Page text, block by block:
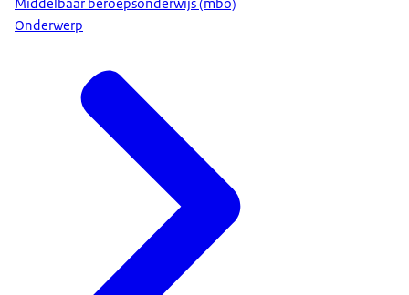
Onderwerp